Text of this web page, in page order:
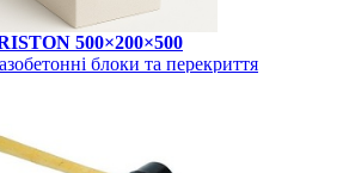
500×200×500
блоки та перекриття